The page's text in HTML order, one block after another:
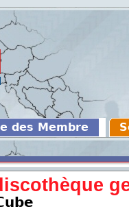
des Membre